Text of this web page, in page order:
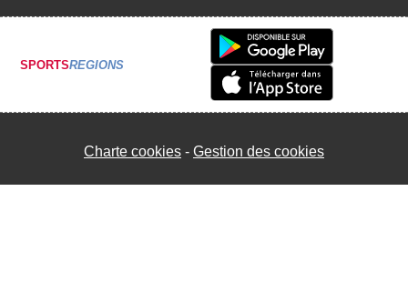
SPORTSREGIONS
Charte cookies Gestion des cookies